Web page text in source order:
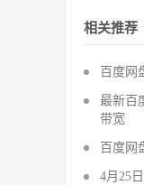
相关推荐
百度网
最新百
带宽
百度网
4月25